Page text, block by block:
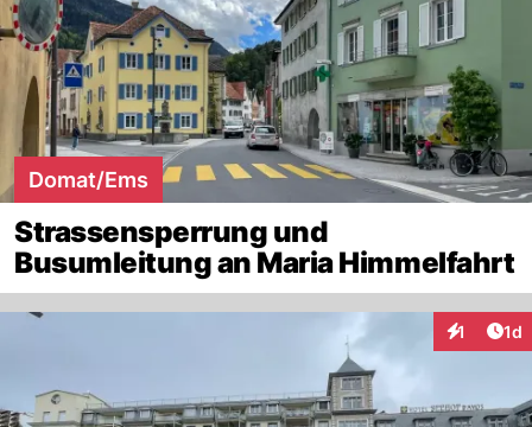
Domat/Ems
Strassensperrung und
Busumleitung an Maria Himmelfahrt
1 1d